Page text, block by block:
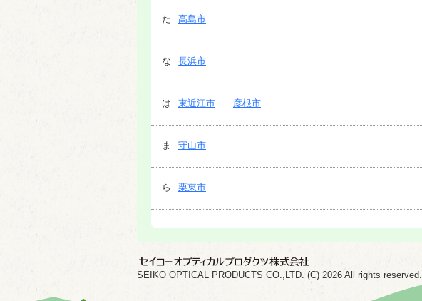
た 高島市
な 長浜市
は 東近江市 彦根市
ま 守山市
ら 栗東市
SEIKO OPTICAL PRODUCTS CO.,LTD. (C) 2026 All rights reserved.